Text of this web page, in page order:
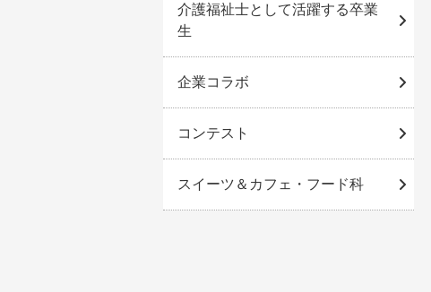
介護福祉士として活躍する卒業
生
企業コラボ
コンテスト
スイーツ＆カフェ・フード科